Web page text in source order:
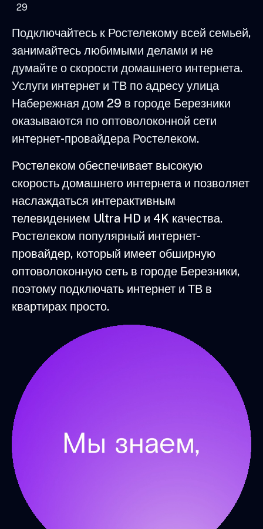
29
Подключайтесь к Ростелекому всей семьей,
занимайтесь любимыми делами и не
думайте о скорости домашнего интернета.
Услуги интернет и ТВ по адресу улица
Набережная дом 29 в городе Березники
оказываются по оптоволоконной сети
интернет-провайдера Ростелеком.
Ростелеком обеспечивает высокую
скорость домашнего интернета и позволяет
наслаждаться интерактивным
телевидением Ultra HD и 4K качества.
Ростелеком популярный интернет-
провайдер, который имеет обширную
оптоволоконную сеть в городе Березники,
поэтому подключать интернет и ТВ в
квартирах просто.